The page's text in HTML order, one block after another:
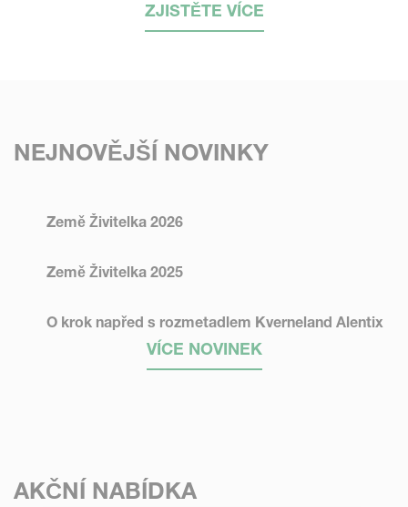
ZJISTĚTE VÍCE
NEJNOVĚJŠÍ NOVINKY
Země Živitelka 2026
Země Živitelka 2025
O krok napřed s rozmetadlem Kverneland Alentix
VÍCE NOVINEK
AKČNÍ NABÍDKA